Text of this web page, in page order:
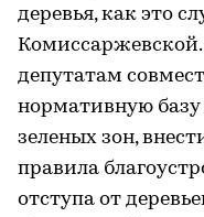
деревья, как это
депутатам
нормативную
зеленых зон,
правила
отступа от